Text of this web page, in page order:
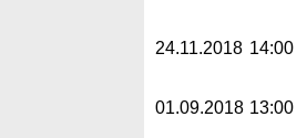
24.11.2018 14:00
01.09.2018 13:00